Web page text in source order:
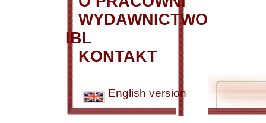
WYDAWNICTWO
IBL
KONTAKT
English version